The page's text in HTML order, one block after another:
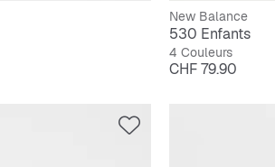
New Balance
530 Enfants
4 Couleurs
Prix
CHF 79.90